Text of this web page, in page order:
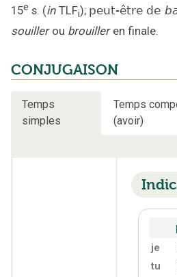
15e s. (in TLFi); peut-être de
souiller ou brouiller en finale.
CONJUGAISON
Temps
simples
Temps
(avoir)
je
tu